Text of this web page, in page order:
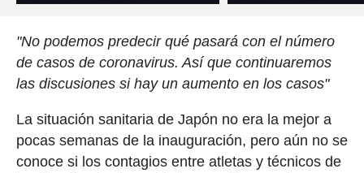
"No podemos predecir qué pasará con el número
de casos de coronavirus. Así que continuaremos
las discusiones si hay un aumento en los casos"
La situación sanitaria de Japón no era la mejor a
pocas semanas de la inauguración, pero aún no se
conoce si los contagios entre atletas y técnicos de